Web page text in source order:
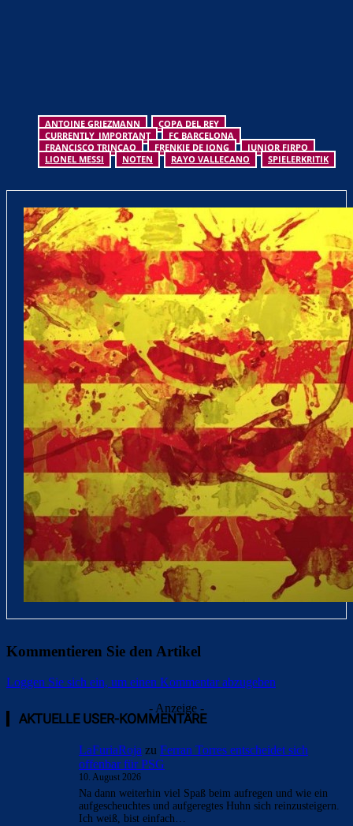
ANTOINE GRIEZMANN
COPA DEL REY
CURRENTLY_IMPORTANT
FC BARCELONA
FRANCISCO TRINCAO
FRENKIE DE JONG
JUNIOR FIRPO
LIONEL MESSI
NOTEN RAYO VALLECANO SPIELERKRITIK
Kommentieren Sie den Artikel
Loggen Sie sich ein, um einen Kommentar abzugeben
- Anzeige -
AKTUELLE USER-KOMMENTARE
LaFuriaRoja zu Ferran Torres entscheidet sich
offenbar für PSG
10. August 2026
Na dann weiterhin viel Spaß beim aufregen und wie ein
aufgescheuchtes und aufgeregtes Huhn sich reinzusteigern.
Ich weiß, bist einfach…